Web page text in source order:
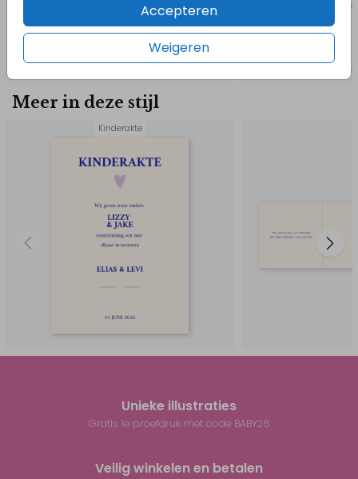
Accepteren
Weigeren
Meer in deze stijl
Kinderakte
Unieke illustraties
Gratis 1e proefdruk met code BABY26
Veilig winkelen en betalen